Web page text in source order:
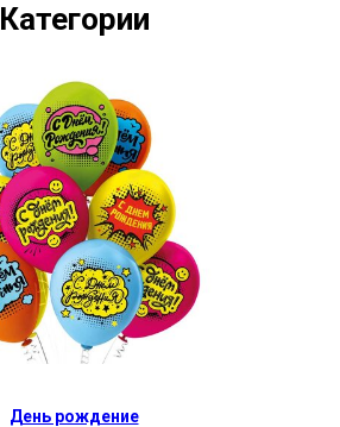
Категории
День рождение